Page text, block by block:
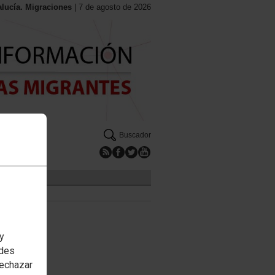
Migraciones | 7 de agosto de 2026
Buscador